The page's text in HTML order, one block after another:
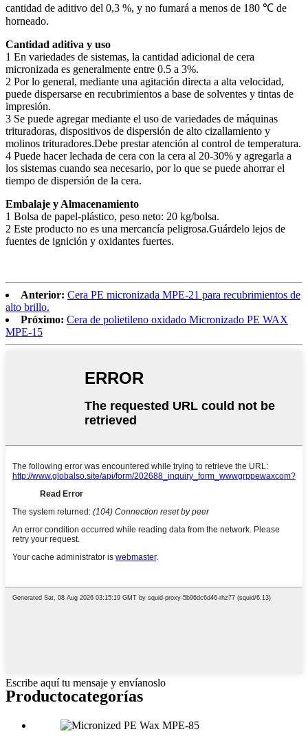
cantidad de aditivo del 0,3 %, y no fumará a menos de 180 ℃ de
horneado.
Cantidad aditiva y uso
1 En variedades de sistemas, la cantidad adicional de cera
micronizada es generalmente entre 0.5 a 3%.
2 Por lo general, mediante una agitación directa a alta velocidad,
puede dispersarse en recubrimientos a base de solventes y tintas de
impresión.
3 Se puede agregar mediante el uso de variedades de máquinas
trituradoras, dispositivos de dispersión de alto cizallamiento y
molinos trituradores.Debe prestar atención al control de temperatura.
4 Puede hacer lechada de cera con la cera al 20-30% y agregarla a
los sistemas cuando sea necesario, por lo que se puede ahorrar el
tiempo de dispersión de la cera.
Embalaje y Almacenamiento
1 Bolsa de papel-plástico, peso neto: 20 kg/bolsa.
2 Este producto no es una mercancía peligrosa.Guárdelo lejos de
fuentes de ignición y oxidantes fuertes.
Anterior: Cera PE micronizada MPE-21 para recubrimientos de
alto brillo.
Próximo: Cera de polietileno oxidado Micronizado PE WAX
MPE-15
Escribe aquí tu mensaje y envíanoslo
Productocategorías